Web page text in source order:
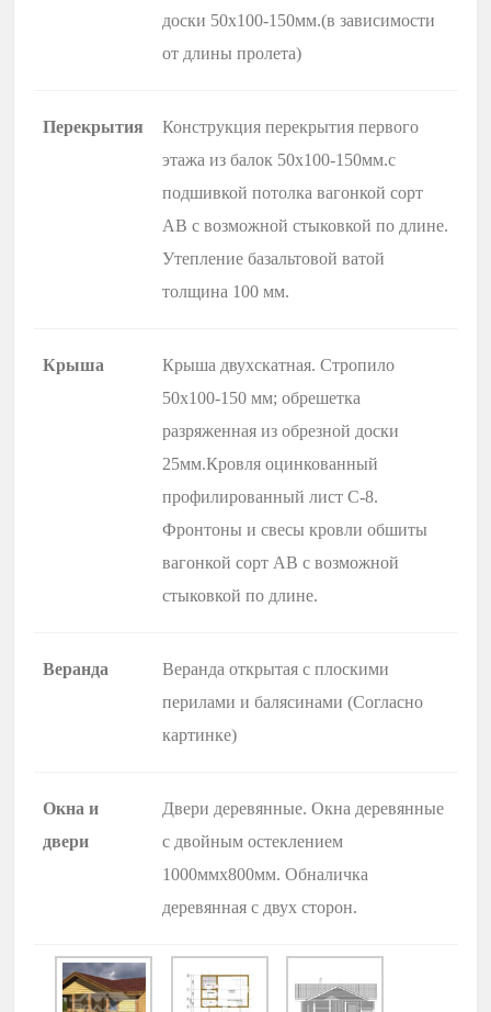
доски 50х100-150мм.(в зависимости
от длины пролета)
Перекрытия
Конструкция перекрытия первого
этажа из балок 50х100-150мм.с
подшивкой потолка вагонкой сорт
АВ с возможной стыковкой по длине.
Утепление базальтовой ватой
толщина 100 мм.
Крыша
Крыша двухскатная. Стропило
50х100-150 мм; обрешетка
разряженная из обрезной доски
25мм.Кровля оцинкованный
профилированный лист С-8.
Фронтоны и свесы кровли обшиты
вагонкой сорт АВ с возможной
стыковкой по длине.
Веранда
Веранда открытая с плоскими
перилами и балясинами (Согласно
картинке)
Окна и
двери
Двери деревянные. Окна деревянные
с двойным остеклением
1000ммх800мм. Обналичка
деревянная с двух сторон.